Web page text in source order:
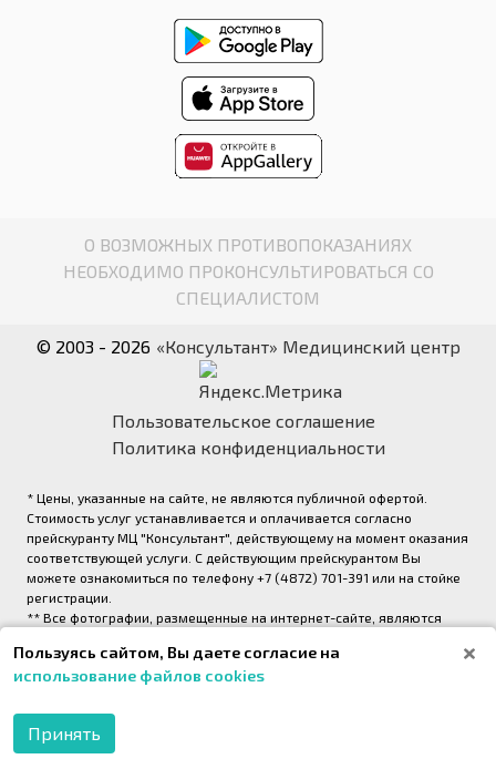
О ВОЗМОЖНЫХ ПРОТИВОПОКАЗАНИЯХ
НЕОБХОДИМО ПРОКОНСУЛЬТИРОВАТЬСЯ СО
СПЕЦИАЛИСТОМ
© 2003 - 2026 «Консультант» Медицинский центр
Пользовательское соглашение
Политика конфиденциальности
* Цены, указанные на сайте, не являются публичной офертой.
Стоимость услуг устанавливается и оплачивается согласно
прейскуранту МЦ "Консультант", действующему на момент оказания
соответствующей услуги. С действующим прейскурантом Вы
можете ознакомиться по телефону +7 (4872) 701-391 или на стойке
регистрации.
** Все фотографии, размещенные на интернет-сайте, являются
«Консультант» (правообладатель ООО «Медрейд»)
Пользуясь сайтом, Вы даете согласие на
использование файлов cookies
Принять